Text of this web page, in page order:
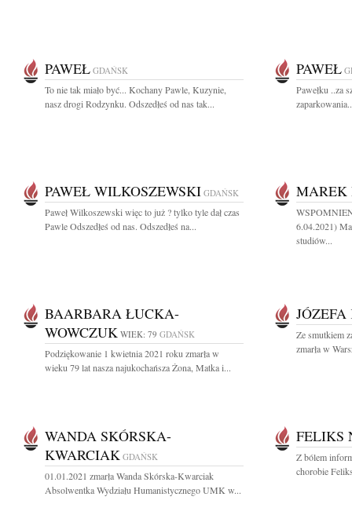
PAWEŁ GDAŃSK
To nie tak miało być... Kochany Pawle, Kuzynie,
nasz drogi Rodzynku. Odszedłeś od nas tak...
PAWEŁ
Pawełku ..za
PAWEŁ WILKOSZEWSKI GDAŃSK
Paweł Wilkoszewski więc to już ? tylko tyle dał czas
Pawle Odszedłeś od nas. Odszedłeś na...
MAREK
6.04.2021)
studiów...
BAARBARA ŁUCKA-
WOWCZUK WIEK: 79 GDAŃSK
Podziękowanie 1 kwietnia 2021 roku zmarła w
wieku 79 lat nasza najukochańsza Żona, Matka i...
Ze smutkiem
zmarła w
WANDA SKÓRSKA-
KWARCIAK GDAŃSK
01.01.2021 zmarła Wanda Skórska-Kwarciak
Absolwentka Wydziału Humanistycznego UMK w...
FELIKS
Z bólem
chorobie